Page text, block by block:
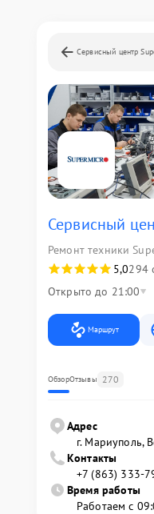
Сервисный центр
Сервисный
Ремонт техники
5,0294
Открыто до 21:00
Маршрут
ОбзорОтзывы 270
Адрес
г. Мариуполь,
Контакты
+7 (863) 333-
Время работы
Работаем с